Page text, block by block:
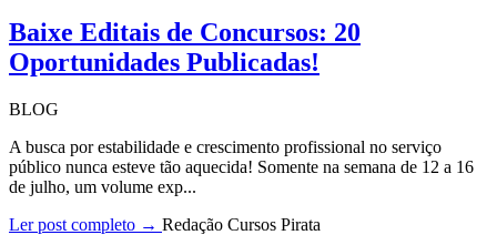
Baixe Editais de Concursos: 20
Oportunidades Publicadas!
BLOG
A busca por estabilidade e crescimento profissional no serviço
público nunca esteve tão aquecida! Somente na semana de 12 a 16
de julho, um volume exp...
Ler post completo → Redação Cursos Pirata